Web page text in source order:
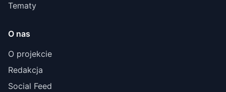
Tematy
O nas
O projekcie
Redakcja
Social Feed